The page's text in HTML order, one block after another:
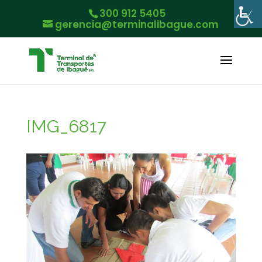
300 912 5405
gerencia@terminalibague.com
IMG_6817